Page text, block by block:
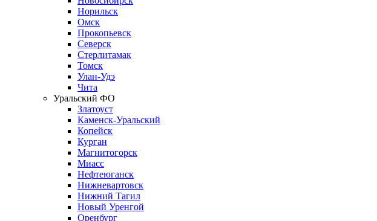
Норильск
Омск
Прокопьевск
Северск
Стерлитамак
Томск
Улан-Удэ
Чита
Уральский ФО
Златоуст
Каменск-Уральский
Копейск
Курган
Магнитогорск
Миасс
Нефтеюганск
Нижневартовск
Нижний Тагил
Новый Уренгой
Оренбург